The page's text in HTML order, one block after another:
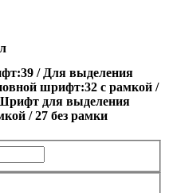
/ Для выделения
шрифт:32 с рамкой /
для выделения
/ 27 без рамки